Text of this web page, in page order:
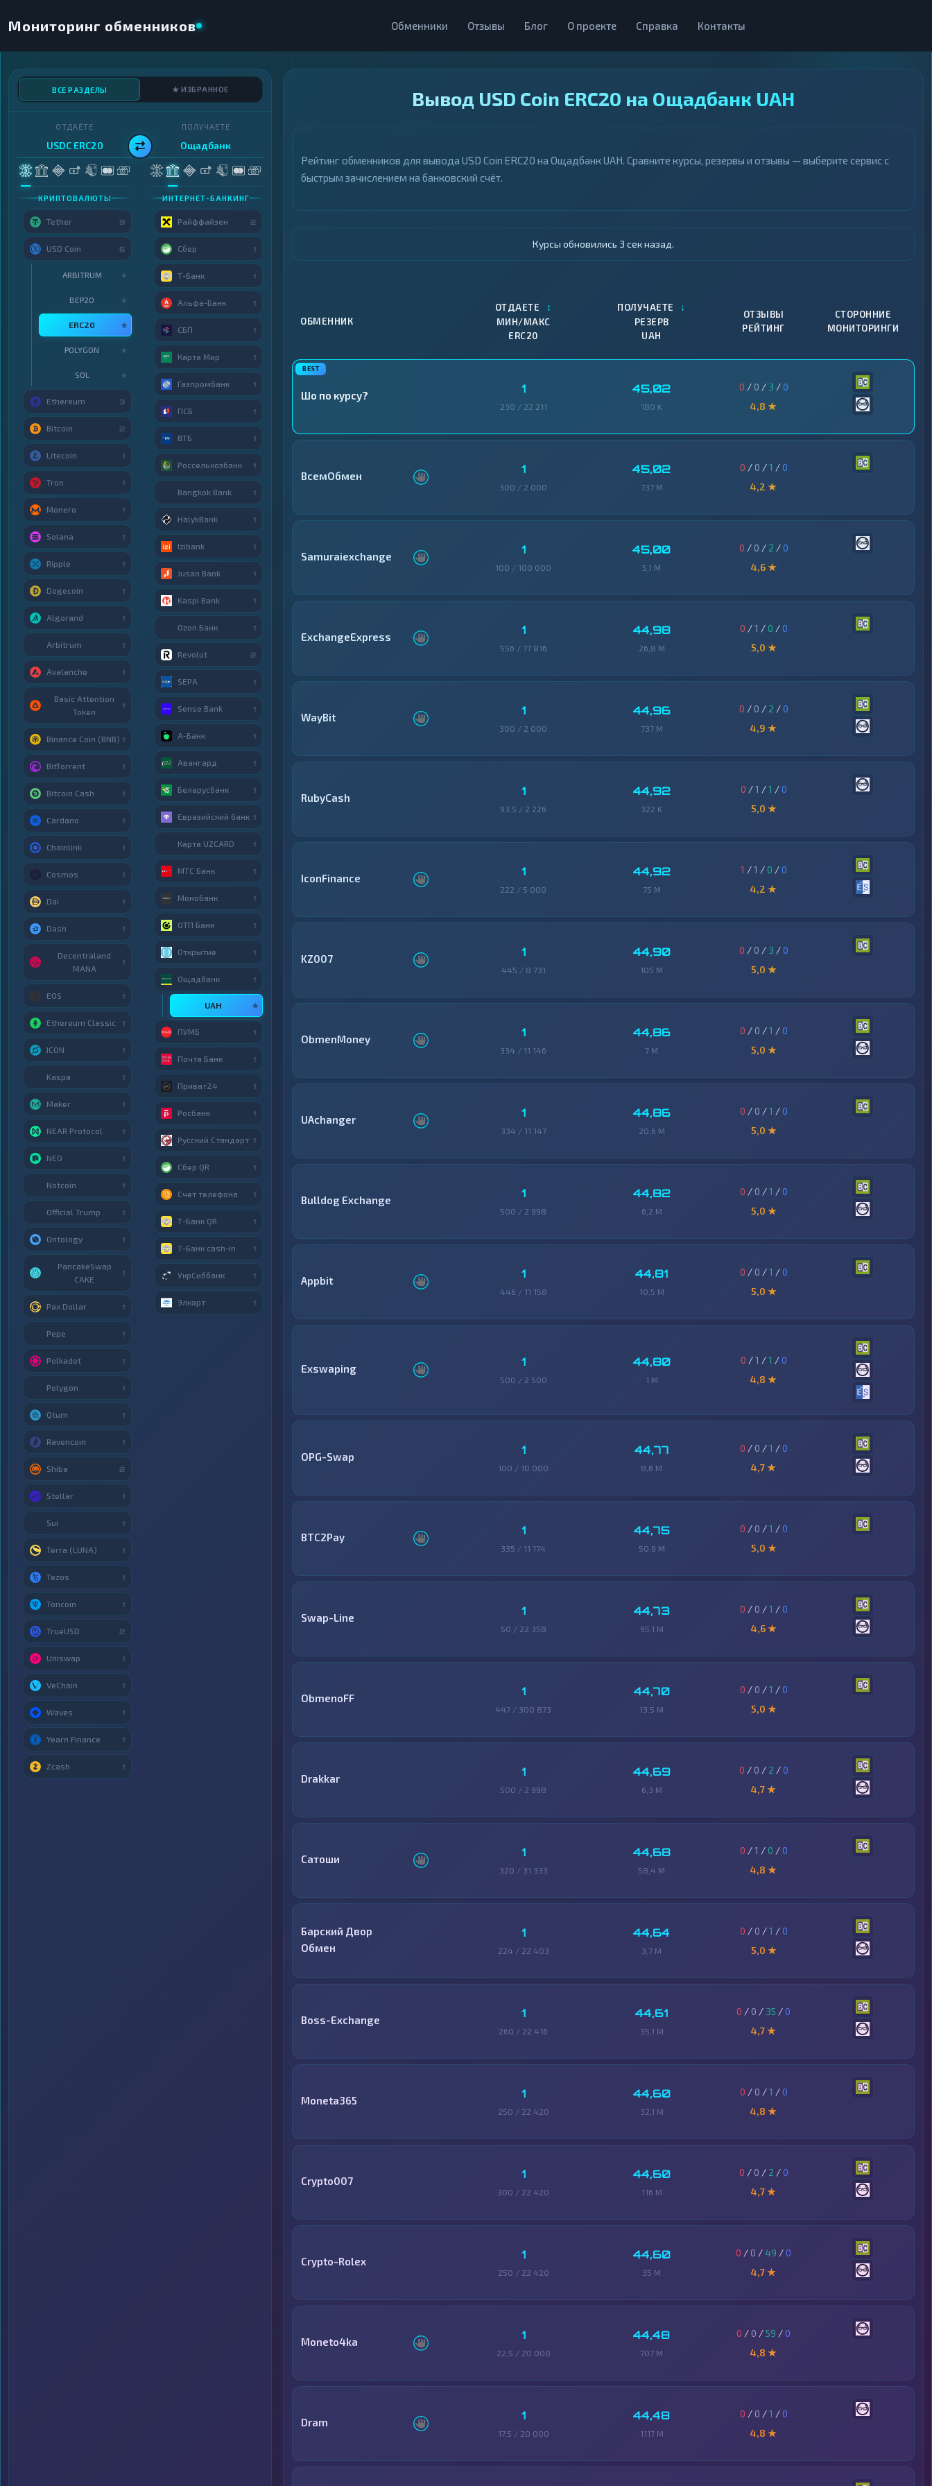
Мониторинг обменников Обменники Отзывы Блог О проекте Справка Контакты
Вывод USD Coin ERC20 на Ощадбанк UAH
Рейтинг обменников для вывода USD Coin ERC20 на Ощадбанк UAH. Сравните курсы, резервы и отзывы — выберите сервис с
быстрым зачислением на банковский счёт.
Курсы обновились 4 сек назад.
ОБМЕННИК
ОТДАЕТЕ ↕
МИН/МАКС
ERC20
ПОЛУЧАЕТЕ ↓
РЕЗЕРВ
UAH
ОТЗЫВЫ
РЕЙТИНГ
СТОРОННИЕ
МОНИТОРИНГИ
Шо по курсу? 1
230 / 22 211
45,02
180 K
0 / 0 / 3 /0
4,8 ★
ВсемОбмен 1
300 / 2 000
45,02
737 M
0 / 0 /1 /0
4,2 ★
Samuraiexchange 1
100 / 100 000
45,00
5,1 M
0 / 0 / 2 /0
4,6 ★
ExchangeExpress 1
556 / 77 816
44,98
26,8 M
0 /1 / 0 /0
5,0 ★
WayBit 1
300 / 2 000
44,96
737 M
0 / 0 / 2 /0
4,9 ★
RubyCash 1
93,5 / 2 226
44,92
322 K
0 /1 /1 /0
5,0 ★
IconFinance 1
222 / 5 000
44,92
75 M
1 /1 / 0 /0
4,2 ★
KZ007 1
445 / 8 731
44,90
105 M
0 / 0 / 3 /0
5,0 ★
ObmenMoney 1
334 / 11 146
44,86
7 M
0 / 0 /1 /0
5,0 ★
UAchanger 1
334 / 11 147
44,86
20,6 M
0 / 0 /1 /0
5,0 ★
Bulldog Exchange 1
500 / 2 998
44,82
6,2 M
0 / 0 /1 /0
5,0 ★
Appbit 1
446 / 11 158
44,81
10,5 M
0 / 0 /1 /0
5,0 ★
Exswaping 1
500 / 2 500
44,80
1 M
0 /1 /1 /0
4,8 ★
OPG-Swap 1
100 / 10 000
44,77
8,6 M
0 / 0 /1 /0
4,7 ★
BTC2Pay 1
335 / 11 174
44,75
50,9 M
0 / 0 /1 /0
5,0 ★
Swap-Line 1
50 / 22 358
44,73
95,1 M
0 / 0 /1 /0
4,6 ★
ObmenoFF 1
447 / 300 873
44,70
13,5 M
0 / 0 /1 /0
5,0 ★
Drakkar 1
500 / 2 998
44,69
6,3 M
0 / 0 / 2 /0
4,7 ★
Сатоши 1
320 / 31 333
44,68
58,4 M
0 /1 / 0 /0
4,8 ★
Барский Двор
Обмен
1
224 / 22 403
44,64
3,7 M
0 / 0 /1 /0
5,0 ★
Boss-Exchange 1
260 / 22 416
44,61
35,1 M
0 / 0 / 35 /0
4,7 ★
Moneta365 1
250 / 22 420
44,60
32,1 M
0 / 0 /1 /0
4,8 ★
Crypto007 1
300 / 22 420
44,60
116 M
0 / 0 / 2 /0
4,7 ★
Crypto-Rolex 1
250 / 22 420
44,60
35 M
0 / 0 / 49 /0
4,7 ★
Moneto4ka 1
22,5 / 20 000
44,48
707 M
0 / 0 / 59 /0
4,8 ★
Dram 1
17,5 / 20 000
44,48
1117 M
0 / 0 /1 /0
4,8 ★
ВСЕ РАЗДЕЛЫ ★ ИЗБРАННОЕ
ОТДАЁТЕ
USDC ERC20
КРИПТОВАЛЮТЫ
Tether 9
USD Coin 5
ARBITRUM ★
BEP20 ★
ERC20 ★
POLYGON ★
SOL ★
Ethereum 3
Bitcoin 2
Litecoin 1
Tron 1
Monero 1
Solana 1
Ripple 1
Dogecoin 1
Algorand 1
Arbitrum 1
Avalanche 1
Basic Attention
Token
1
Binance Coin (BNB) 1
BitTorrent 1
Bitcoin Cash 1
Cardano 1
Chainlink 1
Cosmos 1
Dai 1
Dash 1
Decentraland
MANA
1
EOS 1
Ethereum Classic 1
ICON 1
Kaspa 1
Maker 1
NEAR Protocol 1
NEO 1
Notcoin 1
Official Trump 1
Ontology 1
PancakeSwap
CAKE
1
Pax Dollar 1
Pepe 1
Polkadot 1
Polygon 1
Qtum 1
Ravencoin 1
Shiba 2
Stellar 1
Sui 1
Terra (LUNA) 1
Tezos 1
Toncoin 1
TrueUSD 2
Uniswap 1
VeChain 1
Waves 1
Yearn Finance 1
Zcash 1
ПОЛУЧАЕТЕ
Ощадбанк
ИНТЕРНЕТ-БАНКИНГ
Райффайзен 2
Сбер 1
Т-Банк 1
Альфа-Банк 1
СБП 1
Карта Мир 1
Газпромбанк 1
ПСБ 1
ВТБ 1
Россельхозбанк 1
Bangkok Bank 1
HalykBank 1
Izibank 1
Jusan Bank 1
Kaspi Bank 1
Ozon Банк 1
Revolut 2
SEPA 1
Sense Bank 1
А-Банк 1
Авангард 1
Беларусбанк 1
Евразийский банк 1
Карта UZCARD 1
МТС Банк 1
Монобанк 1
ОТП Банк 1
Открытие 1
Ощадбанк 1
UAH ★
ПУМБ 1
Почта Банк 1
Приват24 1
Росбанк 1
Русский Стандарт 1
Сбер QR 1
Счет телефона 1
Т-Банк QR 1
Т-Банк cash-in 1
УкрСиббанк 1
Элкарт 1